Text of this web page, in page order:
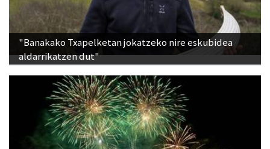
"Banakako Txapelketan jokatzeko nire eskubidea
aldarrikatzen dut"